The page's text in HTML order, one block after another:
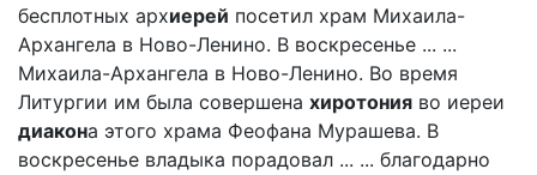
бесплотных архиерей посетил храм Михаила-
Архангела в Ново-Ленино. В воскресенье ... ...
Михаила-Архангела в Ново-Ленино. Во время
Литургии им была совершена хиротония во иереи
диакона этого храма Феофана Мурашева. В
воскресенье владыка порадовал ... ... благодарно